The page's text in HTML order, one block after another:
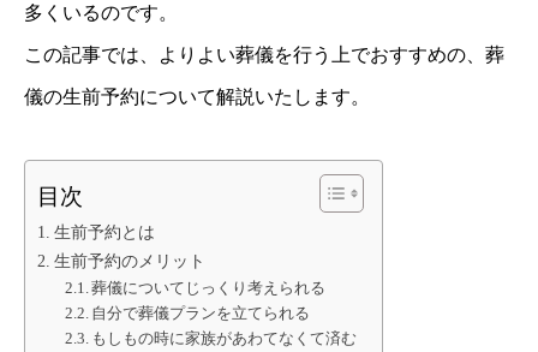
多くいるのです。
この記事では、よりよい葬儀を行う上でおすすめの、葬
儀の生前予約について解説いたします。
目次
生前予約とは
生前予約のメリット
葬儀についてじっくり考えられる
自分で葬儀プランを立てられる
もしもの時に家族があわてなくて済む